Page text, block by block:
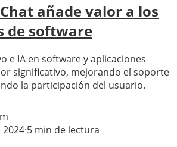
añade valor a los
de software
e IA en software y aplicaciones
significativo, mejorando el soporte
la participación del usuario.
·5 min de lectura